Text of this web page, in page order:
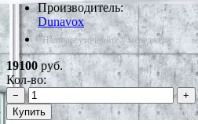
Производитель:
Dunavox
*Наличие уточняйте у менеджера
19100руб.
Кол-во:
−
+
Купить